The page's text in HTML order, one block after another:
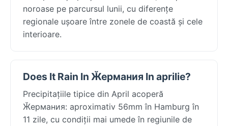
noroase pe parcursul lunii, cu diferențe
regionale ușoare între zonele de coastă și cele
interioare.
Does It Rain In Ӂермания In aprilie?
Precipitațiile tipice din April acoperă
Ӂермания: aproximativ 56mm în Hamburg în
11 zile, cu condiții mai umede în regiunile de